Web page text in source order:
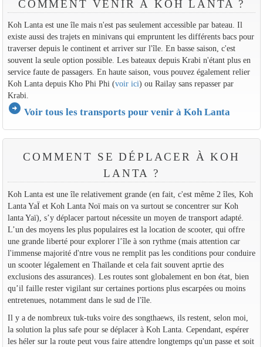
COMMENT VENIR À KOH LANTA ?
Koh Lanta est une île mais n'est pas seulement accessible par bateau. Il
existe aussi des trajets en minivans qui empruntent les différents bacs pour
traverser depuis le continent et arriver sur l'île. En basse saison, c'est
souvent la seule option possible. Les bateaux depuis Krabi n'étant plus en
service faute de passagers. En haute saison, vous pouvez également relier
Koh Lanta depuis Kho Phi Phi (voir ici) ou Railay sans repasser par
Krabi.
arrow_circle_right Voir tous les transports pour venir à Koh Lanta
COMMENT SE DÉPLACER À KOH
LANTA ?
Koh Lanta est une île relativement grande (en fait, c'est même 2 îles, Koh
Lanta YaÏ et Koh Lanta Noï mais on va surtout se concentrer sur Koh
lanta Yaï), s’y déplacer partout nécessite un moyen de transport adapté.
L’un des moyens les plus populaires est la location de scooter, qui offre
une grande liberté pour explorer l’île à son rythme (mais attention car
l'immense majorité d'ntre vous ne remplit pas les conditions pour conduire
un scooter légalement en Thaïlande et cela fait souvent aprtie des
exclusions des assurances). Les routes sont globalement en bon état, bien
qu’il faille rester vigilant sur certaines portions plus escarpées ou moins
entretenues, notamment dans le sud de l'île.
Il y a de nombreux tuk-tuks voire des songthaews, ils restent, selon moi,
la solution la plus safe pour se déplacer à Koh Lanta. Cependant, espérer
les héler sur la route peut vous faire attendre longtemps qu'un passe et soit